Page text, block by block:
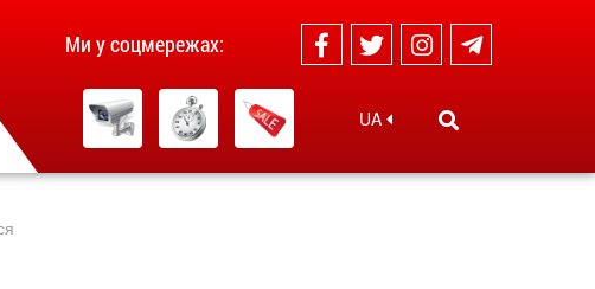
Ми у соцмережах:
UA